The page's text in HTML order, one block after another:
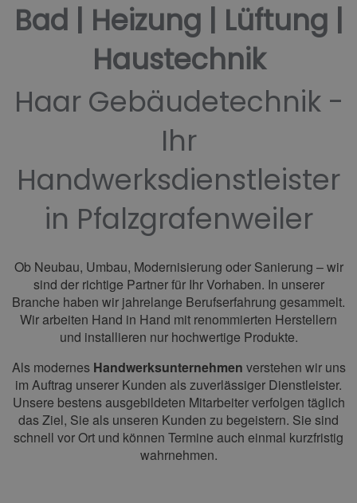
Bad | Heizung | Lüftung |
Haustechnik
Haar Gebäudetechnik -
Ihr
Handwerksdienstleister
in Pfalzgrafenweiler
Ob Neubau, Umbau, Modernisierung oder Sanierung – wir
sind der richtige Partner für Ihr Vorhaben. In unserer
Branche haben wir jahrelange Berufserfahrung gesammelt.
Wir arbeiten Hand in Hand mit renommierten Herstellern
und installieren nur hochwertige Produkte.
Als modernes Handwerksunternehmen verstehen wir uns
im Auftrag unserer Kunden als zuverlässiger Dienstleister.
Unsere bestens ausgebildeten Mitarbeiter verfolgen täglich
das Ziel, Sie als unseren Kunden zu begeistern. Sie sind
schnell vor Ort und können Termine auch einmal kurzfristig
wahrnehmen.